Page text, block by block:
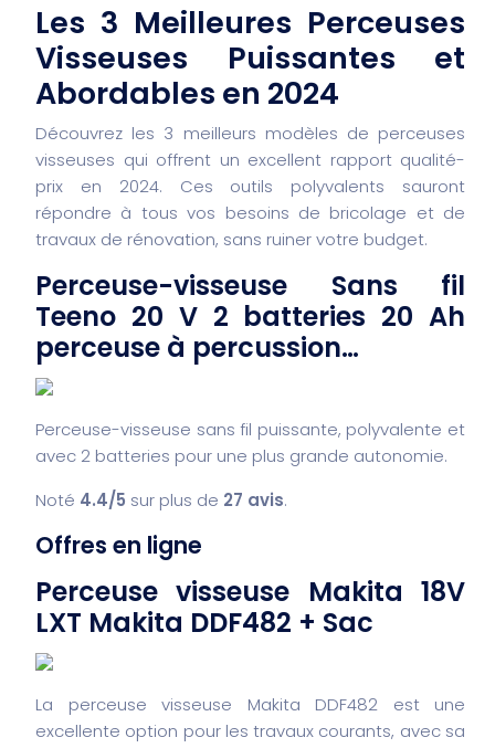
Les 3 Meilleures Perceuses
Visseuses Puissantes et
Abordables en 2024
Découvrez les 3 meilleurs modèles de perceuses
visseuses qui offrent un excellent rapport qualité-
prix en 2024. Ces outils polyvalents sauront
répondre à tous vos besoins de bricolage et de
travaux de rénovation, sans ruiner votre budget.
Perceuse-visseuse Sans fil
Teeno 20 V 2 batteries 20 Ah
perceuse à percussion…
Perceuse-visseuse sans fil puissante, polyvalente et
avec 2 batteries pour une plus grande autonomie.
Noté 4.4/5 sur plus de 27 avis.
Offres en ligne
Perceuse visseuse Makita 18V
LXT Makita DDF482 + Sac
La perceuse visseuse Makita DDF482 est une
excellente option pour les travaux courants, avec sa